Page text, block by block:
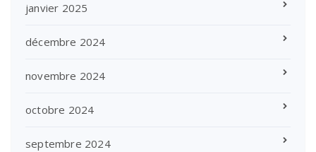
janvier 2025
décembre 2024
novembre 2024
octobre 2024
septembre 2024